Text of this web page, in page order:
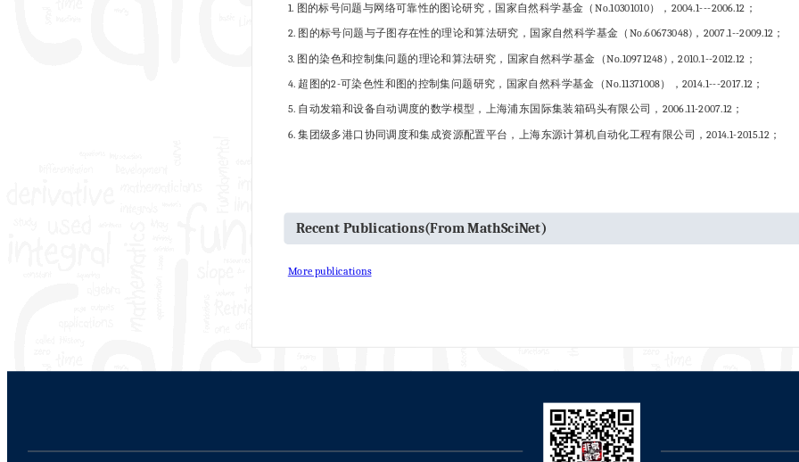
1. 图的标号问题与网络可靠性的图论研究，国家自然科学基金（No.10301010），2004.1---2006.12；
2. 图的标号问题与子图存在性的理论和算法研究，国家自然科学基金（No.60673048)，2007.1--2009.12；
3. 图的染色和控制集问题的理论和算法研究，国家自然科学基金（No.10971248)，2010.1--2012.12；
4. 超图的2-可染色性和图的控制集问题研究，国家自然科学基金（No.11371008），2014.1---2017.12；
5. 自动发箱和设备自动调度的数学模型，上海浦东国际集装箱码头有限公司，2006.11-2007.12；
6. 集团级多港口协同调度和集成资源配置平台，上海东源计算机自动化工程有限公司，2014.1-2015.12；
Recent Publications(From MathSciNet)
More publications